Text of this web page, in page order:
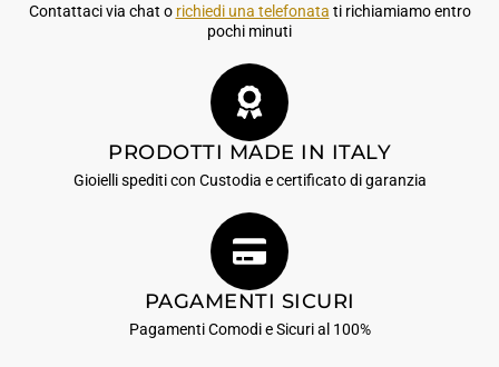
Contattaci via chat o richiedi una telefonata ti richiamiamo entro
pochi minuti
PRODOTTI MADE IN ITALY
Gioielli spediti con Custodia e certificato di garanzia
PAGAMENTI SICURI
Pagamenti Comodi e Sicuri al 100%